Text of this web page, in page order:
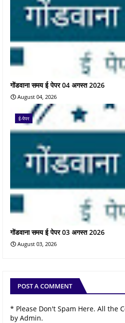
गोंडवाना समय ई पेपर 04 अगस्त 2026
August 04, 2026
ई-पेपर
गोंडवाना समय ई पेपर 03 अगस्त 2026
August 03, 2026
POST A COMMENT
* Please Don't Spam Here. All the
by Admin.